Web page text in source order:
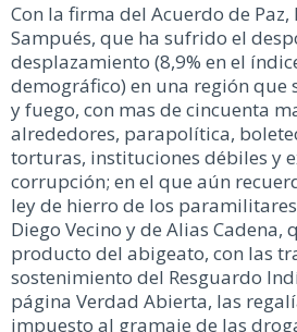
Con la firma del Acuerdo de Paz,
Sampués, que ha sufrido el
desplazamiento (8,9% en el
demográfico) en una región que
y fuego, con mas de cincuenta
alrededores, parapolítica,
torturas, instituciones débiles y
corrupción; en el que aún
ley de hierro de los
Diego Vecino y de Alias Cadena,
producto del abigeato, con las
sostenimiento del Resguardo
página Verdad Abierta, las
impuesto al gramaje de las